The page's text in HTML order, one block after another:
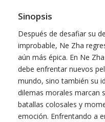
Sinopsis
Después de desafiar su
improbable, Ne Zha
aún más épica. En Ne
debe enfrentar nuevos
mundo, sino también su
dilemas morales marcan
batallas colosales y
emoción. Enfrentando a